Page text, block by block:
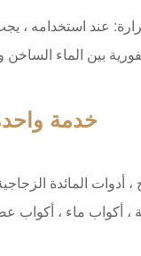
عند استخدامه ،
خدمة
المائدة
، أكواب ماء ، أكواب